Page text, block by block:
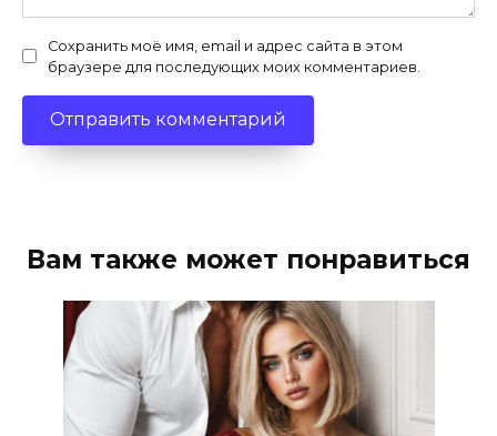
Сохранить моё имя, email и адрес сайта в этом
браузере для последующих моих комментариев.
Вам также может понравиться